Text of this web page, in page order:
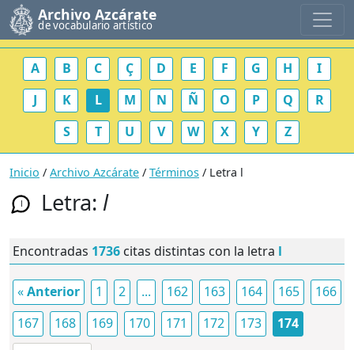
Archivo Azcárate
de vocabulario artístico
A B C Ç D E F G H
I
J
K L M N Ñ O P Q
R
S
T U V W X Y Z
Inicio / Archivo Azcárate / Términos / Letra l
l Letra: l
Encontradas 1736 citas distintas con la letra l
«Anterior 1 2 ... 162 163 164 165
166
167
168 169 170 171 172 173
174